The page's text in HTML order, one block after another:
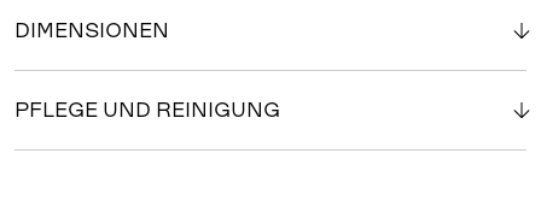
DIMENSIONEN
PFLEGE UND REINIGUNG